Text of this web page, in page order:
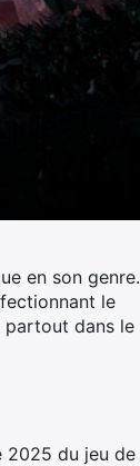
en son genre.
le
partout dans le
2025 du jeu de